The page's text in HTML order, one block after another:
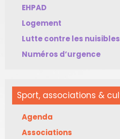
EHPAD
Logement
Lutte contre les nuisibles
Numéros d’urgence
Sport, associations &
Agenda
Associations